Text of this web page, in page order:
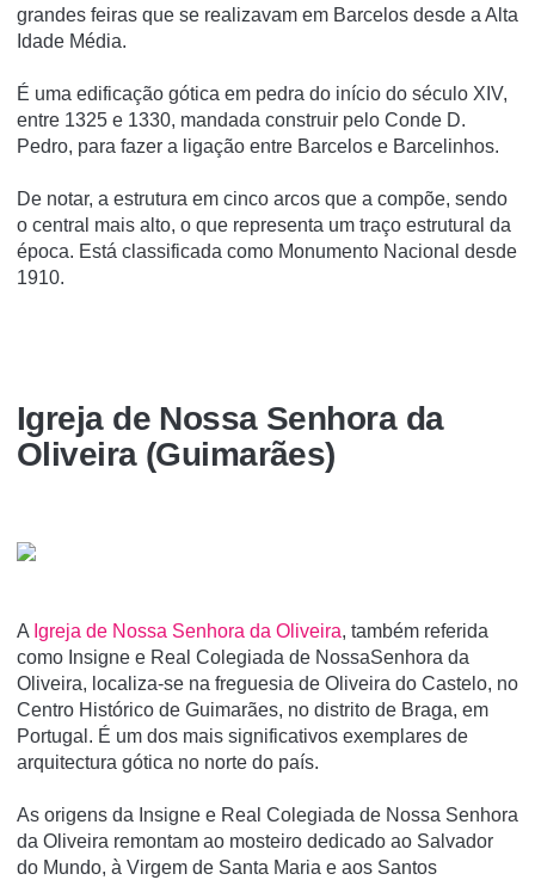
grandes feiras que se realizavam em Barcelos desde a Alta
Idade Média.
É uma edificação gótica em pedra do início do século XIV,
entre 1325 e 1330, mandada construir pelo Conde D.
Pedro, para fazer a ligação entre Barcelos e Barcelinhos.
De notar, a estrutura em cinco arcos que a compõe, sendo
o central mais alto, o que representa um traço estrutural da
época. Está classificada como Monumento Nacional desde
1910.
Igreja de Nossa Senhora da
Oliveira (Guimarães)
A Igreja de Nossa Senhora da Oliveira, também referida
como Insigne e Real Colegiada de NossaSenhora da
Oliveira, localiza-se na freguesia de Oliveira do Castelo, no
Centro Histórico de Guimarães, no distrito de Braga, em
Portugal. É um dos mais significativos exemplares de
arquitectura gótica no norte do paí­s.
As origens da Insigne e Real Colegiada de Nossa Senhora
da Oliveira remontam ao mosteiro dedicado ao Salvador
do Mundo, à Virgem de Santa Maria e aos Santos